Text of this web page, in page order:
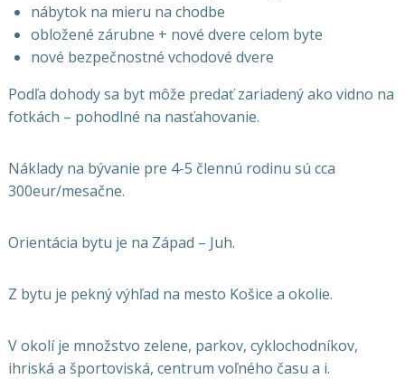
nábytok na mieru na chodbe
obložené zárubne + nové dvere celom byte
nové bezpečnostné vchodové dvere
Podľa dohody sa byt môže predať zariadený ako vidno na
fotkách – pohodlné na nasťahovanie.
Náklady na bývanie pre 4-5 člennú rodinu sú cca
300eur/mesačne.
Orientácia bytu je na Západ – Juh.
Z bytu je pekný výhľad na mesto Košice a okolie.
V okolí je množstvo zelene, parkov, cyklochodníkov,
ihriská a športoviská, centrum voľného času a i.